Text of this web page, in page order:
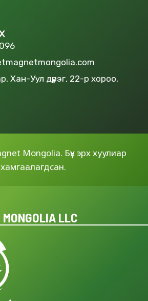
Хан-Уул дүүрэг, 22-р хороо,
Mongolia. Бүх эрх хуулиар
хамгаалагдсан.
LLC